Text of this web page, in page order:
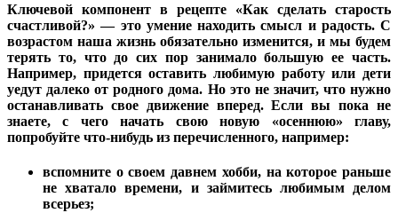
Ключевой компонент в рецепте «Как сделать старость
счастливой?» — это умение находить смысл и радость. С
возрастом наша жизнь обязательно изменится, и мы будем
терять то, что до сих пор занимало большую ее часть.
Например, придется оставить любимую работу или дети
уедут далеко от родного дома. Но это не значит, что нужно
останавливать свое движение вперед. Если вы пока не
знаете, с чего начать свою новую «осеннюю» главу,
попробуйте что-нибудь из перечисленного, например:
вспомните о своем давнем хобби, на которое раньше
не хватало времени, и займитесь любимым делом
всерьез;